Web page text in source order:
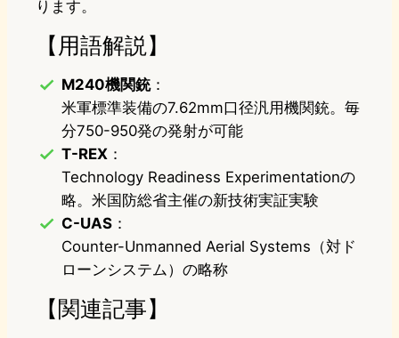
ります。
【用語解説】
M240機関銃：
米軍標準装備の7.62mm口径汎用機関銃。毎
分750-950発の発射が可能
T-REX ：
Technology Readiness Experimentationの
略。米国防総省主催の新技術実証実験
C-UAS ：
Counter-Unmanned Aerial Systems（対ド
ローンシステム）の略称
【関連記事】